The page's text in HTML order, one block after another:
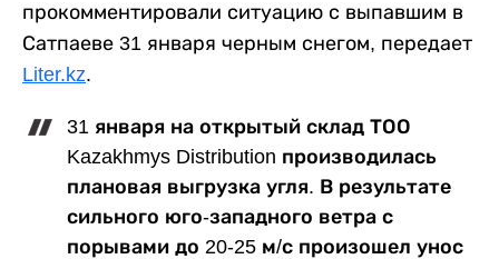
прокомментировали ситуацию с выпавшим в
Сатпаеве 31 января черным снегом, передает
Liter.kz.
31 января на открытый склад ТОО
Kazakhmys Distribution производилась
плановая выгрузка угля. В результате
сильного юго-западного ветра с
порывами до 20-25 м/с произошел унос